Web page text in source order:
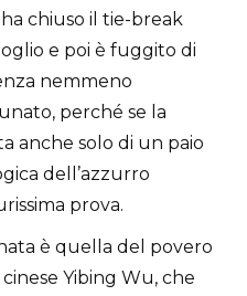
chiuso il tie-break
e poi è fuggito di
nemmeno
perché se la
anche solo di un paio
dell’azzurro
prova.
è quella del povero
Yibing Wu, che